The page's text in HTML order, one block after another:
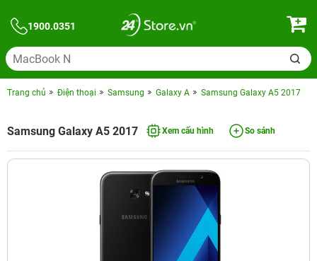
1900.0351
Trang chủ Điện thoại Samsung Galaxy A Samsung Galaxy A5 2017
Samsung Galaxy A5 2017 Xem cấu hình So sánh